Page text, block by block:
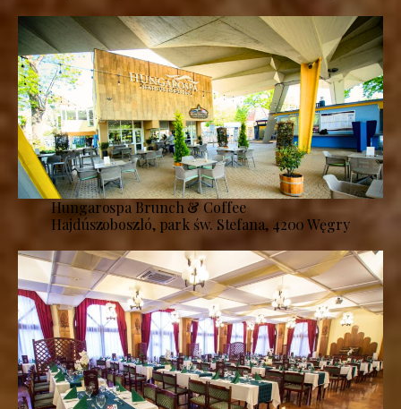
Hungarospa Brunch & Coffee
Hajdúszoboszló, park św. Stefana, 4200 Węgry